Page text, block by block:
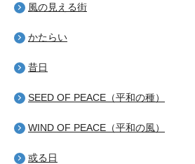
風の見える街
かたらい
昔日
SEED OF PEACE（平和の種）
WIND OF PEACE（平和の風）
或る日